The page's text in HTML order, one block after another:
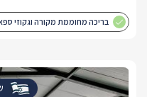
בריכה מחוממת מקורה וגקוזי